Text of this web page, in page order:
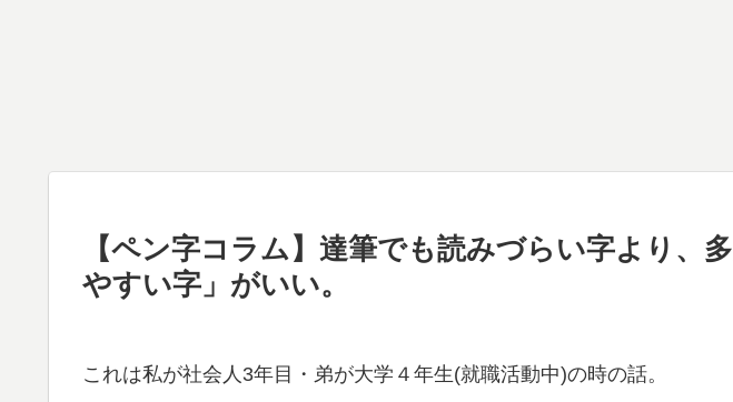
【ペン字コラム】達筆でも読みづらい字より、
やすい字」がいい。
これは私が社会人3年目・弟が大学４年生(就職活動中)の時の話。